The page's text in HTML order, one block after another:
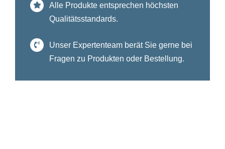
Alle Produkte entsprechen höchsten
Qualitätsstandards.
Unser Expertenteam berät Sie gerne bei
Fragen zu Produkten oder Bestellung.